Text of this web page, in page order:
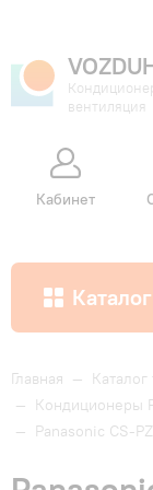
вентиляция
Кабинет
Каталог
Как купить
Доставка и
Главная — Каталог
— Кондиционеры
— Panasonic CS-